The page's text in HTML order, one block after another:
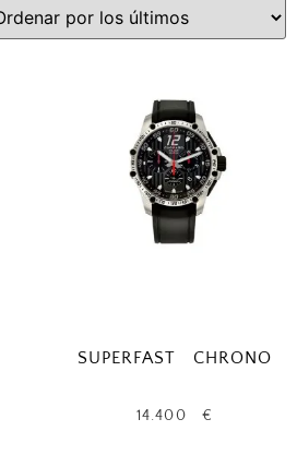
SUPERFAST CHRONO
14.400 €